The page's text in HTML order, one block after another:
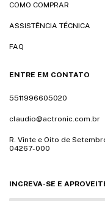
COMO COMPRAR
ASSISTÊNCIA TÉCNICA
FAQ
ENTRE EM CONTATO
5511996605020
claudio@actronic.com.br
R. Vinte e Oito de
04267-000
INCREVA-SE E